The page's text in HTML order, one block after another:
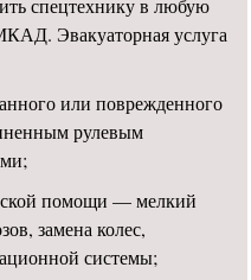
спецтехнику в любую
Эвакуаторная услуга
или поврежденного
рулевым
помощи — мелкий
замена колес,
системы;